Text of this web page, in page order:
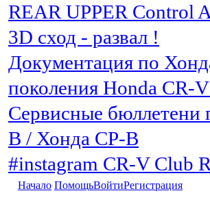
REAR UPPER
3D сход - развал !
Документация по
поколения Honda CR-
Сервисные
В / Хонда СР-В
#instagram CR-V Club
Начало ПомощьВойтиРегистрация